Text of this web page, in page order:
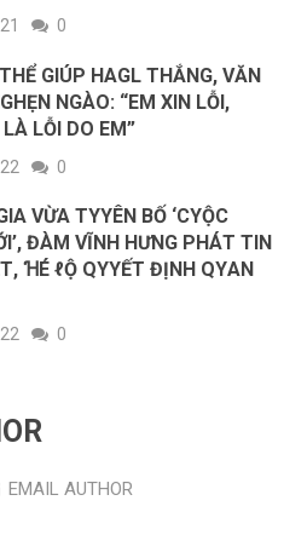
0
GIÚP HAGL THẮNG, VĂN
NGÀO: “EM XIN LỖI,
LỖI DO EM”
0
VỪA ТΥYÊN ВỐ ‘CΥỘC
ĐÀМ VĨNН НƯNG PНÁТ ТΙN
ꞪÉ ℓỘ QΥYẾТ ĐỊNН QΥAN
0
EMAIL AUTHOR